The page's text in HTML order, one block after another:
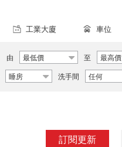
工業大廈 車位
由 最低價 至
最高價
睡房 洗手間 任何
訂閱更新